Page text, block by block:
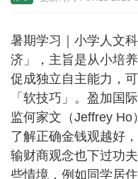
暑期学习｜小学人文
济」，主旨是从小培
促成独立自主能力，
「软技巧」。盈加国
监何家文（Jeffrey
了解正确金钱观越好
输财商观念也下过功
些情境，例如同学居